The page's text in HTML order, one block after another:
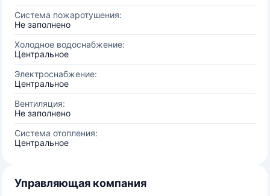
Система пожаротушения:
Не заполнено
Холодное водоснабжение:
Центральное
Электроснабжение:
Центральное
Вентиляция:
Не заполнено
Система отопления:
Центральное
Управляющая компания